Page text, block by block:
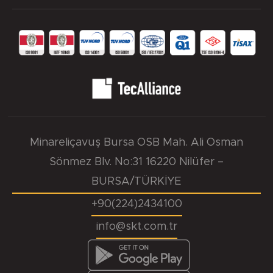
Minareliçavuş Bursa OSB Mah. Ali Osman
Sönmez Blv. No:31 16220 Nilüfer –
BURSA/TÜRKİYE
+90(224)2434100
info@skt.com.tr